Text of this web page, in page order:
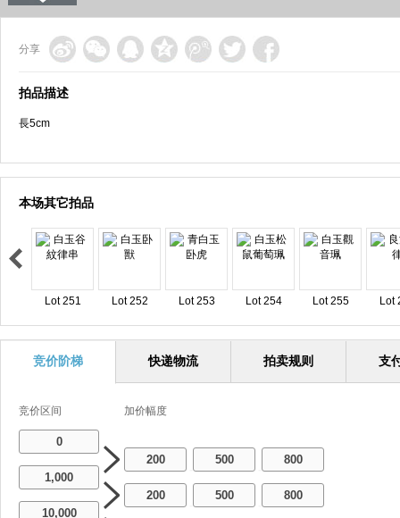
分享
拍品描述
長5cm
本场其它拍品
Lot 251 Lot 252 Lot 253 Lot 254 Lot 255 Lot
竞价阶梯 快递物流 拍卖规则 支
竞价区间 加价幅度
0
200
500
800
1,000
200
500
800
10,000